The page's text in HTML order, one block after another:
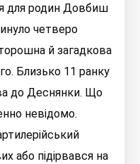
для родин Довбиш
четверо
й загадкова
Близько 11 ранку
до Деснянки. Що
невідомо.
або підірвався на